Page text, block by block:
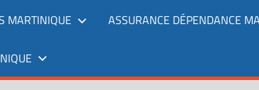
MARTINIQUE ASSURANCE DÉPENDANCE